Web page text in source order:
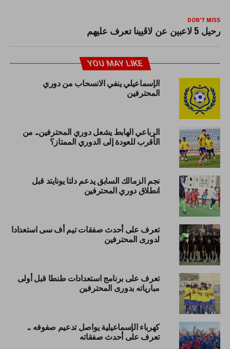
DON'T MISS
رحيل 5 لاعبين عن لاڤيينا تعرف عليهم
YOU MAY LIKE
الإسماعيلي ينفي الانسحاب من دوري
المحترفين
الرباعي الهابط يشعل دوري المحترفين.. من
الأقرب للعودة إلى الدوري الممتاز؟
نجم الزمالك السابق يدعم دلتا يونايتد قبل
انطلاق دوري المحترفين
تعرف على أحدث صفقات تيم أف سى استعدادا
لدورى المحترفين
تعرف على برنامج استعدادات طنطا قبل أولى
مبارياته بدورى المحترفين
كهرباء الإسماعيلية يواصل تدعيم صفوفه ..
تعرف على أحدث صفقاته